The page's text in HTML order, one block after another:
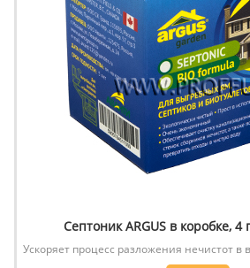
Септоник ARGUS в коробке, 4
Ускоряет процесс разложения нечистот в